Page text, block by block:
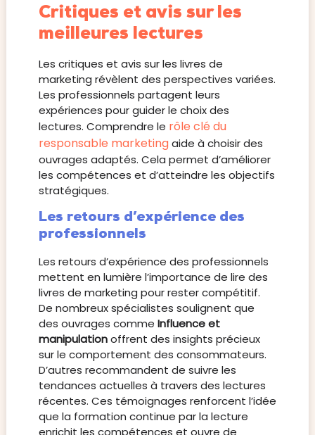
Critiques et avis sur les
meilleures lectures
Les critiques et avis sur les livres de
marketing révèlent des perspectives variées.
Les professionnels partagent leurs
expériences pour guider le choix des
lectures. Comprendre le rôle clé du
responsable marketingaide à choisir des
ouvrages adaptés. Cela permet d’améliorer
les compétences et d’atteindre les objectifs
stratégiques.
Les retours d’expérience des
professionnels
Les retours d’expérience des professionnels
mettent en lumière l’importance de lire des
livres de marketing pour rester compétitif.
De nombreux spécialistes soulignent que
des ouvrages comme Influence et
manipulationoffrent des insights précieux
sur le comportement des consommateurs.
D’autres recommandent de suivre les
tendances actuelles à travers des lectures
récentes. Ces témoignages renforcent l’idée
que la formation continue par la lecture
enrichit les compétences et ouvre de